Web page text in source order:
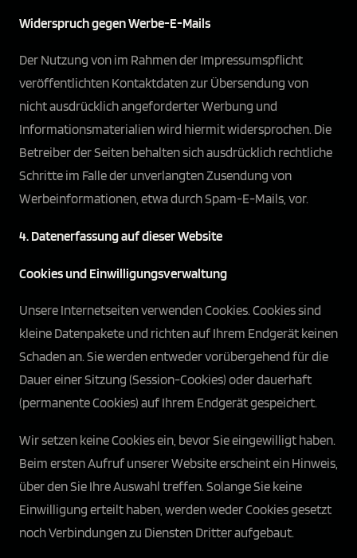
Widerspruch gegen Werbe-E-Mails
Der Nutzung von im Rahmen der Impressumspflicht
veröffentlichten Kontaktdaten zur Übersendung von
nicht ausdrücklich angeforderter Werbung und
Informationsmaterialien wird hiermit widersprochen. Die
Betreiber der Seiten behalten sich ausdrücklich rechtliche
Schritte im Falle der unverlangten Zusendung von
Werbeinformationen, etwa durch Spam-E-Mails, vor.
4. Datenerfassung auf dieser Website
Cookies und Einwilligungsverwaltung
Unsere Internetseiten verwenden Cookies. Cookies sind
kleine Datenpakete und richten auf Ihrem Endgerät keinen
Schaden an. Sie werden entweder vorübergehend für die
Dauer einer Sitzung (Session-Cookies) oder dauerhaft
(permanente Cookies) auf Ihrem Endgerät gespeichert.
Wir setzen keine Cookies ein, bevor Sie eingewilligt haben.
Beim ersten Aufruf unserer Website erscheint ein Hinweis,
über den Sie Ihre Auswahl treffen. Solange Sie keine
Einwilligung erteilt haben, werden weder Cookies gesetzt
noch Verbindungen zu Diensten Dritter aufgebaut.